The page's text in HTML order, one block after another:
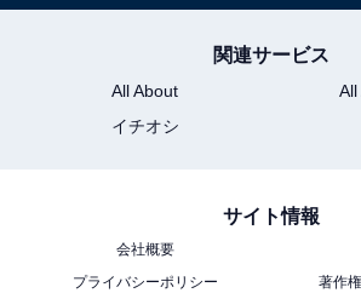
8月16日まで、ファミリープレートが
ャンペーンを実施します。実施店舗は
7月の後半からは子どもたちが夏休み
関連サービス
All About
All
イチオシ
サイト情報
会社概要
プライバシーポリシー
著作